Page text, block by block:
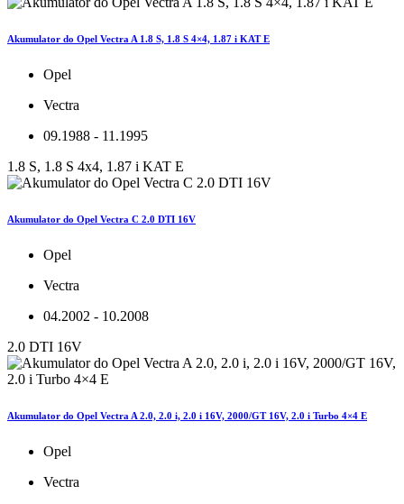
Akumulator do Opel Vectra A 1.8 S, 1.8 S 4×4, 1.87 i KAT E
Opel
Vectra
09.1988 - 11.1995
1.8 S, 1.8 S 4x4, 1.87 i KAT E
Akumulator do Opel Vectra C 2.0 DTI 16V
Opel
Vectra
04.2002 - 10.2008
2.0 DTI 16V
Akumulator do Opel Vectra A 2.0, 2.0 i, 2.0 i 16V, 2000/GT 16V, 2.0 i Turbo 4×4 E
Opel
Vectra